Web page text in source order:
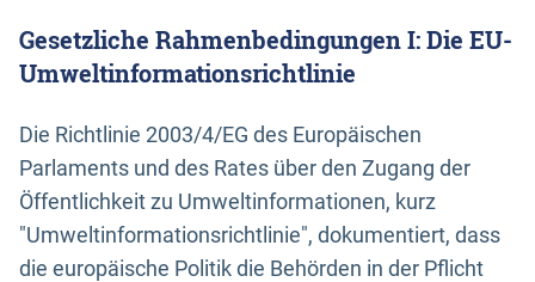
Gesetzliche Rahmenbedingungen I: Die EU-
Umweltinformationsrichtlinie
Die Richtlinie 2003/4/EG des Europäischen
Parlaments und des Rates über den Zugang der
Öffentlichkeit zu Umweltinformationen, kurz
"Umweltinformationsrichtlinie", dokumentiert, dass
die europäische Politik die Behörden in der Pflicht